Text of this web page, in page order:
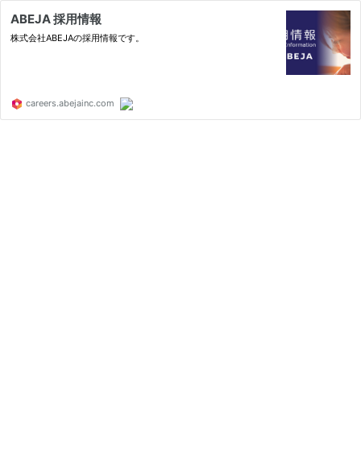
ABEJA 採用情報
株式会社ABEJAの採用情報です。
careers.abejainc.com